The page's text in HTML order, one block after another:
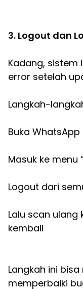
3. Logout dan
Kadang, sistem
error setelah
Langkah-
Buka WhatsApp
Masuk ke menu
Logout dari
Lalu scan ulang
kembali
Langkah ini
memperbaiki